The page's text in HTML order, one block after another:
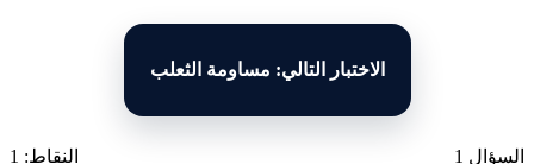
الاختبار التالي: مساومة الثعلب
السؤال 1
النقاط: 1